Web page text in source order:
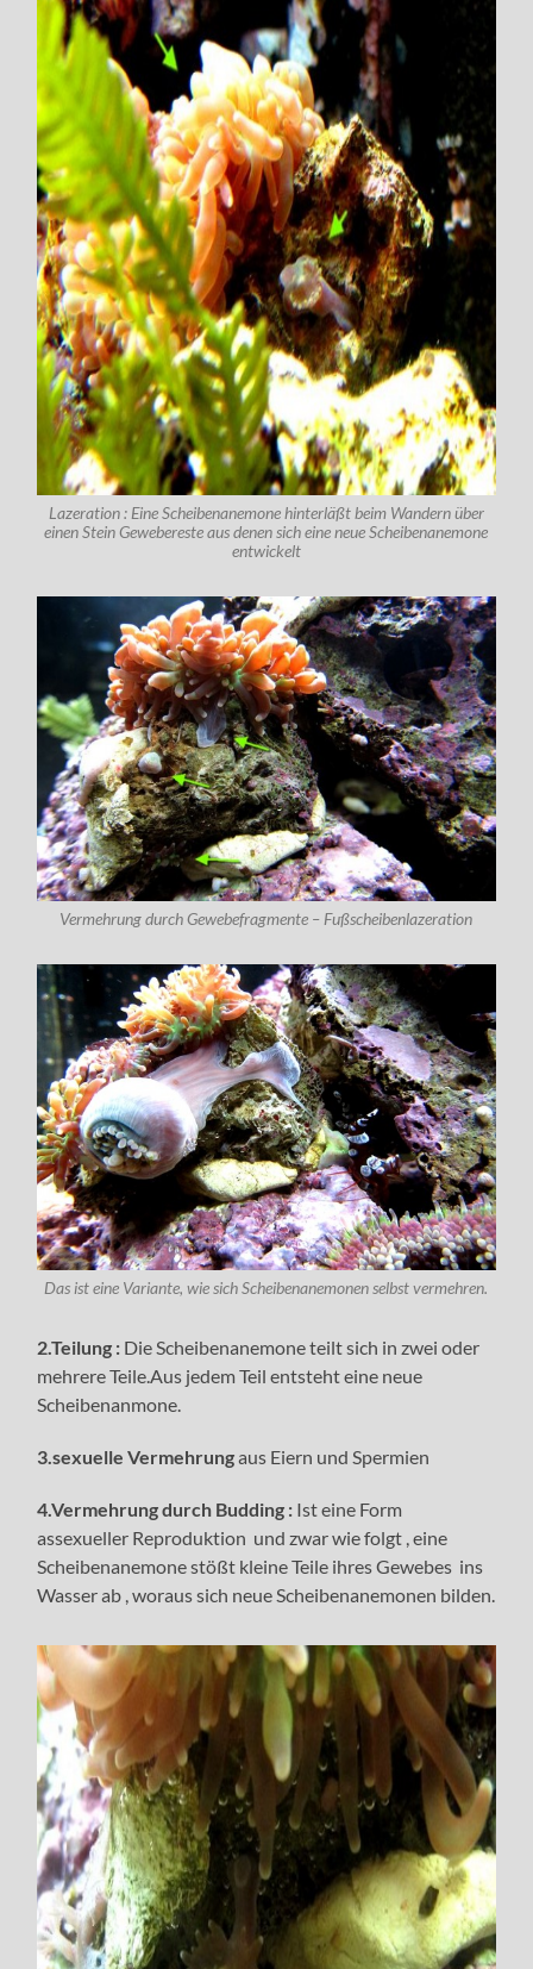
Lazeration : Eine Scheibenanemone hinterläßt beim Wandern über
einen Stein Gewebereste aus denen sich eine neue Scheibenanemone
entwickelt
Vermehrung durch Gewebefragmente – Fußscheibenlazeration
Das ist eine Variante, wie sich Scheibenanemonen selbst vermehren.
2.Teilung : Die Scheibenanemone teilt sich in zwei oder
mehrere Teile.Aus jedem Teil entsteht eine neue
Scheibenanmone.
3.sexuelle Vermehrungaus Eiern und Spermien
4.Vermehrung durch Budding : Ist eine Form
assexueller Reproduktion und zwar wie folgt , eine
Scheibenanemone stößt kleine Teile ihres Gewebes ins
Wasser ab , woraus sich neue Scheibenanemonen bilden.